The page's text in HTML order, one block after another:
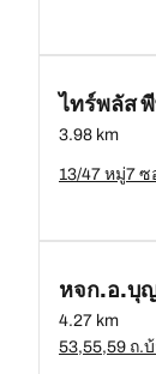
ไทร์พลัส
3.98 km
หจก.อ.บุญ
4.27 km